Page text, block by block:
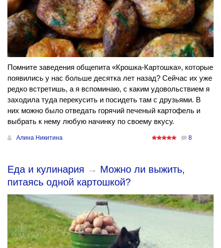
Помните заведения общепита «Крошка-Картошка», которые
появились у нас больше десятка лет назад? Сейчас их уже
редко встретишь, а я вспоминаю, с каким удовольствием я
заходила туда перекусить и посидеть там с друзьями. В
них можно было отведать горячий печеный картофель и
выбрать к нему любую начинку по своему вкусу.
Алина Никитина 8
Еда и кулинария → Можно ли выжить,
питаясь одной картошкой?